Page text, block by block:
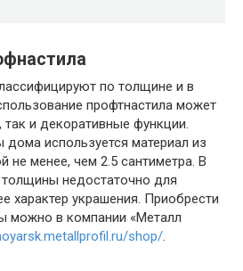
по толщине и в
профтнастила может
и декоративные функции.
используется материал из
не менее, чем 2.5 сантиметра. В
толщины недостаточно для
характер украшения. Приобрести
можно в компании «Металл
shop/.